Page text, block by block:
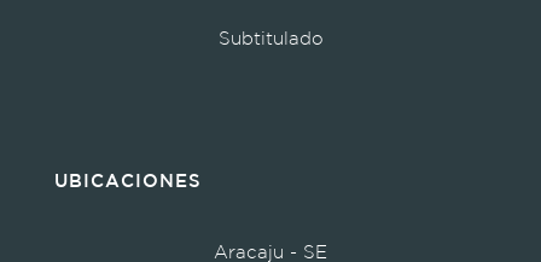
Subtitulado
UBICACIONES
Aracaju - SE